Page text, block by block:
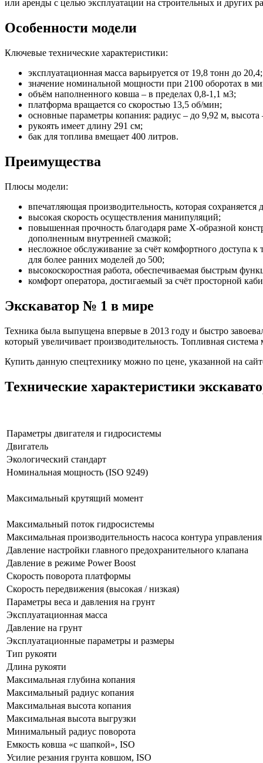
или аренды с целью эксплуатации на строительных и других
Особенности модели
Ключевые технические характеристики:
эксплуатационная масса варьируется от 19,8 тонн до 20,4;
значение номинальной мощности при 2100 оборотах в
объём наполненного ковша – в пределах 0,8-1,1 м3;
платформа вращается со скоростью 13,5 об/мин;
основные параметры копания: радиус – до 9,92 м, высота
рукоять имеет длину 291 см;
бак для топлива вмещает 400 литров.
Преимущества
Плюсы модели:
впечатляющая производительность, которая
высокая скорость осуществления манипуляций;
повышенная прочность благодаря раме X-образной
дополненным внутренней смазкой;
несложное обслуживание за счёт комфортного доступа
для более ранних моделей до 500;
высокоскоростная работа, обеспечиваемая быстрым
комфорт оператора, достигаемый за счёт просторной
Экскаватор № 1 в мире
Техника была выпущена впервые в 2013 году и быстро
который увеличивает производительность. Топливная
Купить данную спецтехнику можно по цене, указанной на
Технические характеристики
Параметры двигателя и гидросистемы
Двигатель
Экологический стандарт
Номинальная мощность (ISO 9249)
Максимальный крутящий момент
Максимальный поток гидросистемы
Максимальная производительность насоса контура управления
Давление настройки главного предохранительного клапана
Давление в режиме Power Boost
Скорость поворота платформы
Скорость передвижения (высокая / низкая)
Параметры веса и давления на грунт
Эксплуатационная масса
Давление на грунт
Эксплуатационные параметры и размеры
Тип рукояти
Длина рукояти
Максимальная глубина копания
Максимальный радиус копания
Максимальная высота копания
Максимальная высота выгрузки
Минимальный радиус поворота
Емкость ковша «с шапкой», ISO
Усилие резания грунта ковшом, ISO